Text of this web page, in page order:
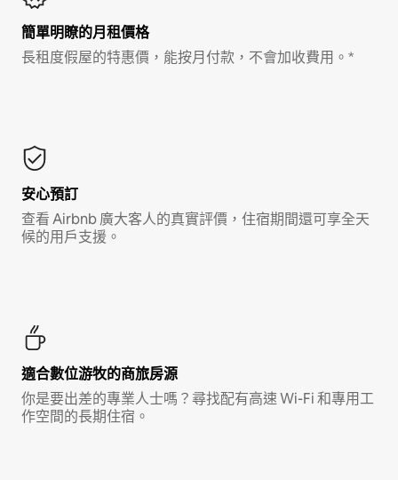
簡單明瞭的月租價格
長租度假屋的特惠價，能按月付款，不會加收費用。*
安心預訂
查看 Airbnb 廣大客人的真實評價，住宿期間還可享全天
候的用戶支援。
適合數位游牧的商旅房源
你是要出差的專業人士嗎？尋找配有高速 Wi-Fi 和專用工
作空間的長期住宿。